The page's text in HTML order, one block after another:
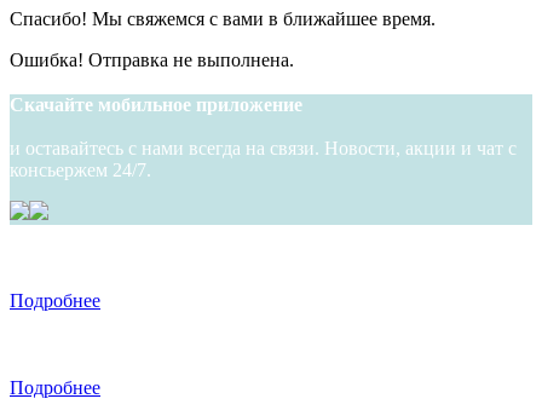
Спасибо! Мы свяжемся с вами в ближайшее время.
Ошибка! Отправка не выполнена.
Скачайте мобильное приложение
и оставайтесь с нами всегда на связи. Новости, акции и чат с
консьержем 24/7.
Подробнее
Подробнее